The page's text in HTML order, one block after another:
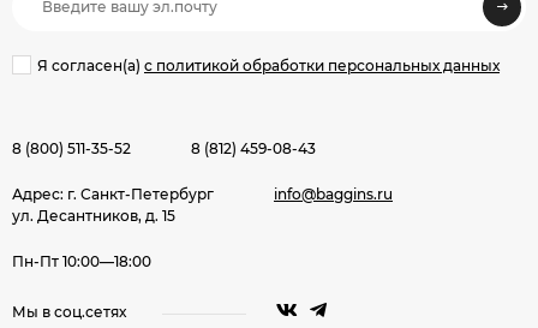
Я согласен(a) с политикой обработки персональных данных
8 (800) 511-35-52 8 (812) 459-08-43
Адрес: г. Санкт-Петербург
ул. Десантников, д. 15
info@baggins.ru
Пн-Пт 10:00—18:00
Мы в соц.сетях